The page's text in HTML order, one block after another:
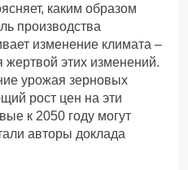
каким образом
производства
изменение климата –
жертвой этих изменений.
урожая зерновых
рост цен на эти
к 2050 году могут
авторы доклада